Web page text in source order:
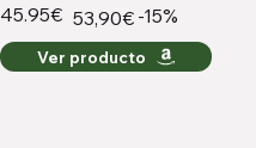
45.95€ 53,90€ -15%
Ver producto